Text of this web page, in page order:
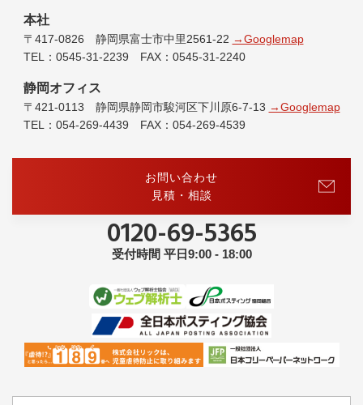
本社
〒417-0826 静岡県富士市中里2561-22 →Googlemap
TEL：0545-31-2239 FAX：0545-31-2240
静岡オフィス
〒421-0113 静岡県静岡市駿河区下川原6-7-13 →Googlemap
TEL：054-269-4439 FAX：054-269-4539
お問い合わせ
見積・相談
0120-69-5365
受付時間 平日9:00 - 18:00